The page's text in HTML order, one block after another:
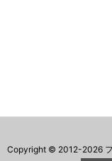
Copyright © 2012-2026